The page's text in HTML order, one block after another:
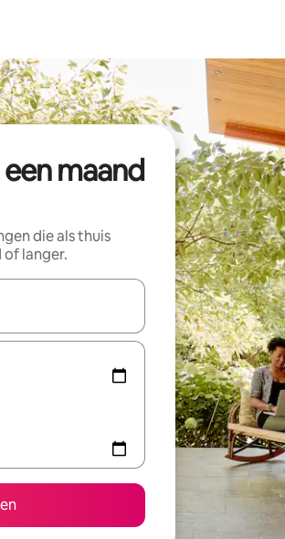
maand
die als thuis
of langer.
zijn, maak je een keuze met je de